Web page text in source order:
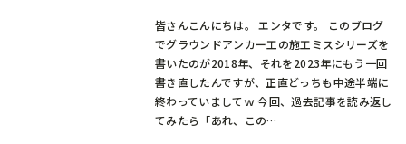
皆さんこんにちは。 エンタです。 このブログ
でグラウンドアンカー工の施工ミスシリーズを
書いたのが2018年、それを2023年にもう一回
書き直したんですが、正直どっちも中途半端に
終わっていましてｗ 今回、過去記事を読み返し
てみたら「あれ、この…